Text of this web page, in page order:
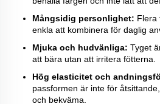
Mångsidig personlighet: Flera
enkla att kombinera för daglig
Mjuka och hudvänliga: Tyget
att bära utan att irritera fötterna.
Hög elasticitet och
passformen är inte för
och bekväma.